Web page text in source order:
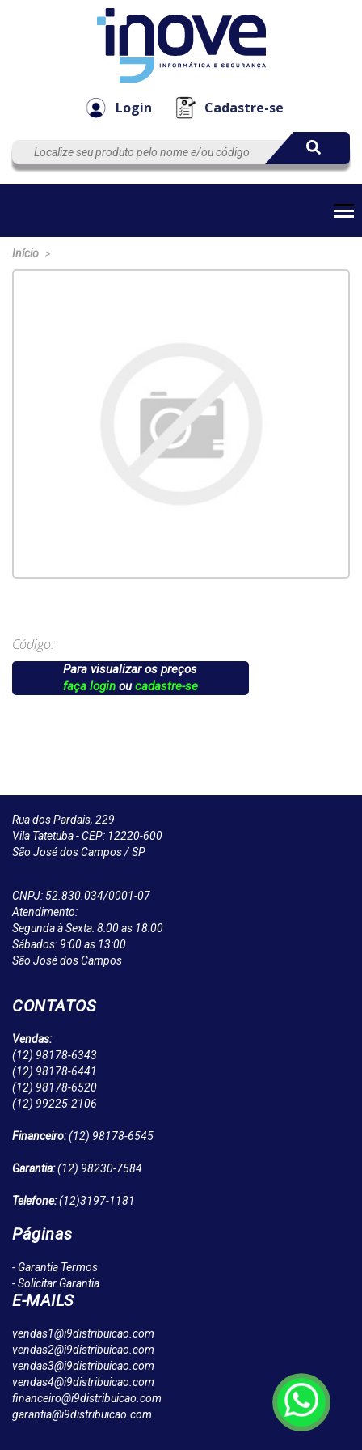
Login Cadastre-se
EmpresaAutomação
Início >
Código:
Para visualizar os preços
faça loginoucadastre-se
Rua dos Pardais, 229
Vila Tatetuba - CEP: 12220-600
São José dos Campos / SP
CNPJ: 52.830.034/0001-07
Atendimento:
Segunda à Sexta: 8:00 as 18:00
Sábados: 9:00 as 13:00
São José dos Campos
CONTATOS
Vendas:
(12) 98178-6343
(12) 98178-6441
(12) 98178-6520
(12) 99225-2106
Financeiro:(12) 98178-6545
Garantia:(12) 98230-7584
Telefone:(12)3197-1181
Páginas
- Garantia Termos
- Solicitar Garantia
E-MAILS
vendas1@i9distribuicao.com
vendas2@i9distribuicao.com
vendas3@i9distribuicao.com
vendas4@i9distribuicao.com
financeiro@i9distribuicao.com
garantia@i9distribuicao.com